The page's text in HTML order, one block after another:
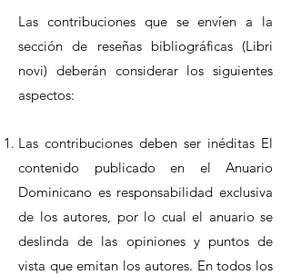
Las contribuciones que se envíen a la
sección de reseñas bibliográficas (Libri
novi) deberán considerar los siguientes
aspectos:
Las contribuciones deben ser inéditas El
contenido publicado en el Anuario
Dominicano es responsabilidad exclusiva
de los autores, por lo cual el anuario se
deslinda de las opiniones y puntos de
vista que emitan los autores. En todos los